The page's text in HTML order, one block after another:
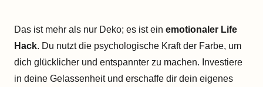
Das ist mehr als nur Deko; es ist ein emotionaler Life
Hack. Du nutzt die psychologische Kraft der Farbe, um
dich glücklicher und entspannter zu machen. Investiere
in deine Gelassenheit und erschaffe dir dein eigenes